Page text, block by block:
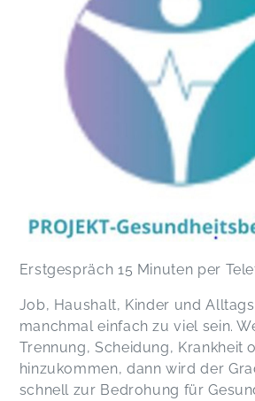
Erstgespräch 15 Minuten per
Job, Haushalt, Kinder und
manchmal einfach zu viel sein.
Trennung, Scheidung, Krankheit
hinzukommen, dann wird der
schnell zur Bedrohung für